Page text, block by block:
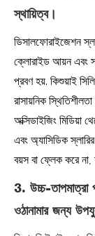
স্থায়িত্ব।
ডিসালফোরাইজেশন
ক্লোরাইড আয়ন এবং
প্রবণ হয়. কিশুয়াই
রাসায়নিক
অক্সিডাইজিং মিডিয়া
এবং অ্যাসিডিক
বয়স বা ফ্লেক করে না,
3. উচ্চ-তাপমাত্রা
ওঠানামার জন্য